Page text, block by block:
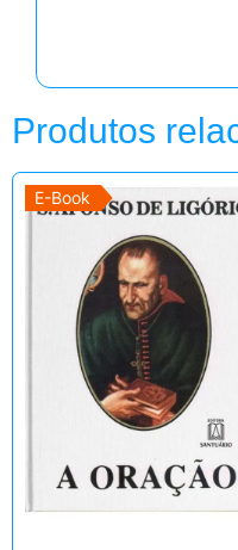
Produtos
E-Book